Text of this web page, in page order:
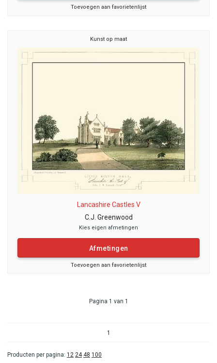
Toevoegen aan favorietenlijst
Kunst op maat
Lancashire Castles V
C.J. Greenwood
Kies eigen afmetingen
Afmetingen
Toevoegen aan favorietenlijst
Pagina 1 van 1
1
Producten per pagina: 12 24 48 100